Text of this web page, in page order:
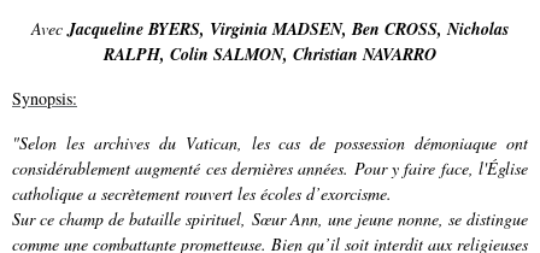
Avec Jacqueline BYERS, Virginia MADSEN,Ben CROSS,Nicholas
RALPH, Colin SALMON, Christian NAVARRO
Synopsis:
"Selon les archives du Vatican, les cas de possession démoniaque ont
considérablement augmenté ces dernières années. Pour y faire face, l'Église
catholique a secrètement rouvert les écoles d’exorcisme.
Sur ce champ de bataille spirituel, Sœur Ann, une jeune nonne, se distingue
comme une combattante prometteuse. Bien qu’il soit interdit aux religieuses